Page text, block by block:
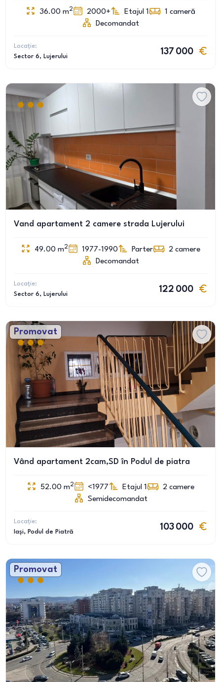
36.00 m2 2000+ Etajul 1 1 cameră
Decomandat
Locație:
Sector 6, Lujerului
137 000
Vand apartament 2 camere strada Lujerului
49.00 m2 1977-1990 Parter 2 camere
Decomandat
Locație:
Sector 6, Lujerului
122 000
Promovat
Vând apartament 2cam,SD în Podul de piatra
52.00 m2 <1977 Etajul 1 2 camere
Semidecomandat
Locație:
Iași, Podul de Piatră
103 000
Promovat